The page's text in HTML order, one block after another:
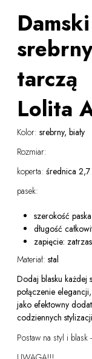
tarczą
Lolita
Kolor: srebrny, biały
Rozmiar:
koperta: średnica
pasek:
szerokość
długość
zapięcie:
Materiał: stal
Dodaj blasku każdej
połączenie
jako efektowny
codziennych
Postaw na styl i